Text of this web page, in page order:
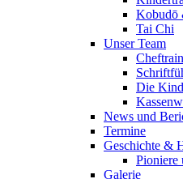
Kobudō
Tai Chi
Unser Team
Die
News und
Termine
Geschichte &
Pioniere
Galerie